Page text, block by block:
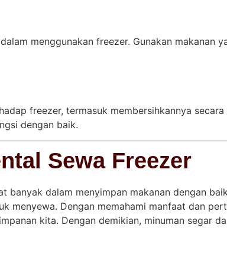
menggunakan freezer. Gunakan
freezer, termasuk membersihkannya
dengan baik.
Sewa Freezer
banyak dalam menyimpan makanan dengan
menyewa. Dengan memahami manfaat dan
kita. Dengan demikian, minuman segar